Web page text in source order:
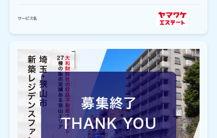
サービス名